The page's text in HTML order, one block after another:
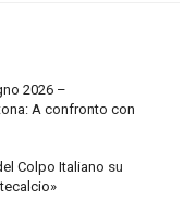
2026 –
A confronto con
Colpo Italiano su